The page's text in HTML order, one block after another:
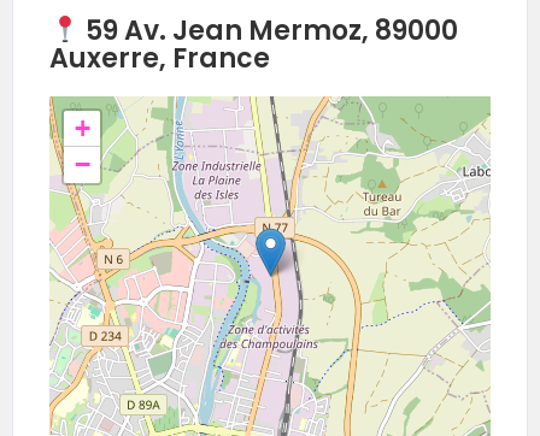
59 Av. Jean Mermoz, 89000
Auxerre, France
+
−